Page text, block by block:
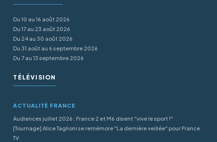
Du 10 au 16 août 2026
Du 17 au 23 août 2026
Du 24 au 30 août 2026
Du 31 août au 6 septembre 2026
Du 7 au 13 septembre 2026
TÉLÉVISION
ACTUALITÉ FRANCE
Audiences juillet 2026 : France 2 et M6 disent "vive le sport !"
[Tournage] Alice Taglioni se remémore "La dernière veillée" pour France
TV